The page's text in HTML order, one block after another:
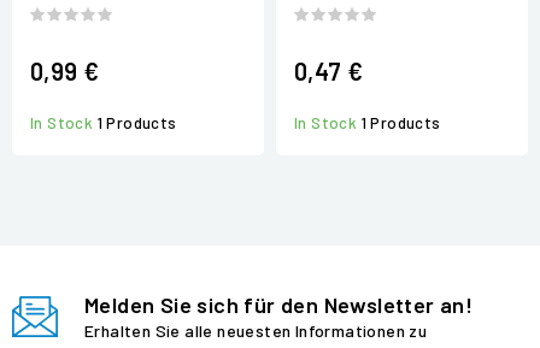
0,99 €
In Stock 1 Products
0,47 €
In Stock 1 Products
Melden Sie sich für den Newsletter an!
Erhalten Sie alle neuesten Informationen zu